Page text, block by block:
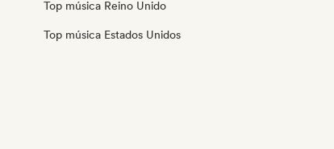
Top música Reino Unido
Top música Estados Unidos